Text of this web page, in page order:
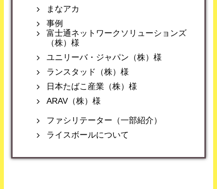
まなアカ
事例
富士通ネットワークソリューションズ
（株）様
ユニリーバ・ジャパン（株）様
ランスタッド（株）様
日本たばこ産業（株）様
ARAV（株）様
ファシリテーター（一部紹介）
ライスボールについて